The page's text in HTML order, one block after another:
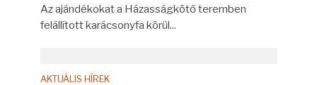
Az ajándékokat a Házasságkötő teremben
felállított karácsonyfa körül...
AKTUÁLIS HÍREK